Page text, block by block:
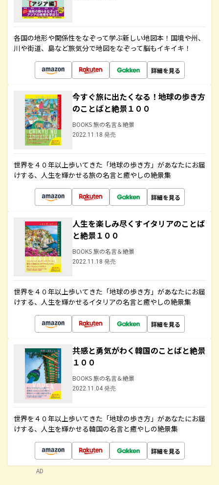
各国の地形や関係性をなぞって学ぶ新しい地図本！国境や州、
川や街道、島など旅気分で地図をなぞって脳もイキイキ！
詳細を見る
今すぐ旅に出たくなる！地球の歩き方
のことばと絶景１００
BOOKS 旅の名言＆絶景
2022.11.18 発売
世界を４０年以上歩いてきた「地球の歩き方」があなたにお届
けする、人生を輝かせる旅の名言と癒やしの絶景集
詳細を見る
人生を楽しみ尽くすイタリアのことば
と絶景１００
BOOKS 旅の名言＆絶景
2022.11.18 発売
世界を４０年以上歩いてきた「地球の歩き方」があなたにお届
けする、人生を輝かせるイタリアの名言と癒やしの絶景集
詳細を見る
共感と勇気がわく韓国のことばと絶景
１００
BOOKS 旅の名言＆絶景
2022.11.04 発売
世界を４０年以上歩いてきた「地球の歩き方」があなたにお届
けする、人生を輝かせる韓国の名言と癒やしの絶景集
詳細を見る
AD